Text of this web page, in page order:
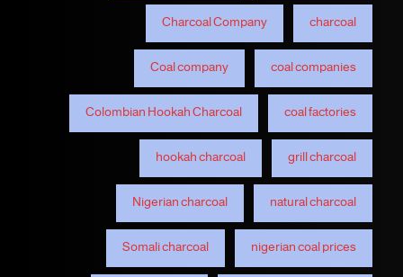
charcoal
Charcoal Company
coal companies
Coal company
coal factories
Colombian Hookah Charcoal
grill charcoal
hookah charcoal
natural charcoal
Nigerian charcoal
nigerian coal prices
Somali charcoal